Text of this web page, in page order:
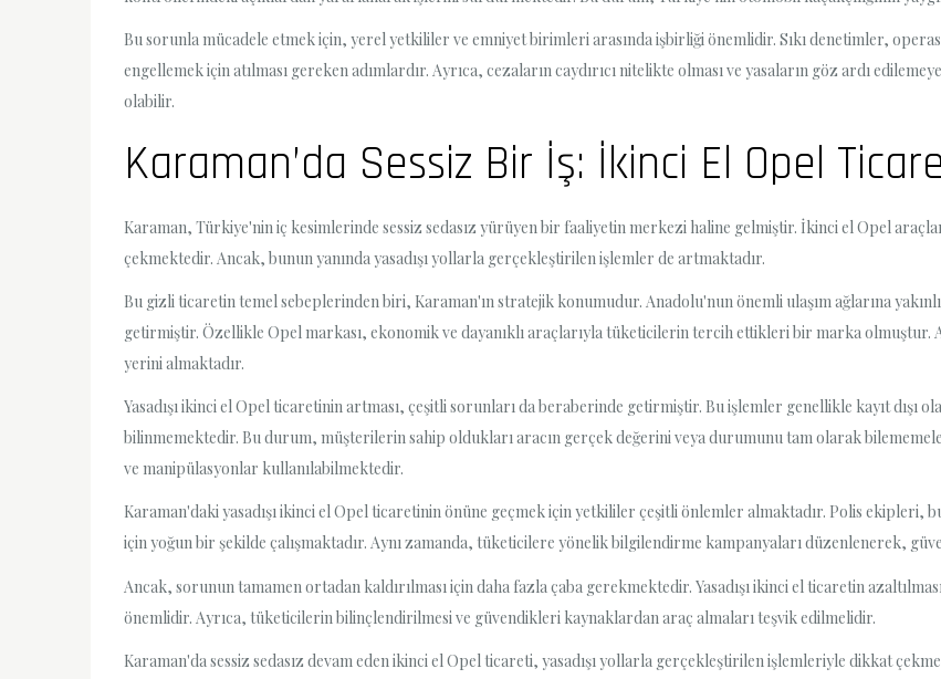
Bu sorunla mücadele etmek için, yerel yetkililer ve emniyet birimleri arasında işbirliği önemlidir. Sıkı denetimler,
engellemek için atılması gereken adımlardır. Ayrıca, cezaların caydırıcı nitelikte olması ve yasaların göz ardı
olabilir.
Karaman’da Sessiz Bir İş: İkinci El Opel
Karaman, Türkiye'nin iç kesimlerinde sessiz sedasız yürüyen bir faaliyetin merkezi haline gelmiştir. İkinci el Opel
çekmektedir. Ancak, bunun yanında yasadışı yollarla gerçekleştirilen işlemler de artmaktadır.
Bu gizli ticaretin temel sebeplerinden biri, Karaman'ın stratejik konumudur. Anadolu'nun önemli ulaşım ağlarına
getirmiştir. Özellikle Opel markası, ekonomik ve dayanıklı araçlarıyla tüketicilerin tercih ettikleri bir marka olmuştur.
yerini almaktadır.
Yasadışı ikinci el Opel ticaretinin artması, çeşitli sorunları da beraberinde getirmiştir. Bu işlemler genellikle kayıt
bilinmemektedir. Bu durum, müşterilerin sahip oldukları aracın gerçek değerini veya durumunu tam olarak
ve manipülasyonlar kullanılabilmektedir.
Karaman'daki yasadışı ikinci el Opel ticaretinin önüne geçmek için yetkililer çeşitli önlemler almaktadır. Polis ekipleri,
için yoğun bir şekilde çalışmaktadır. Aynı zamanda, tüketicilere yönelik bilgilendirme kampanyaları düzenlenerek,
Ancak, sorunun tamamen ortadan kaldırılması için daha fazla çaba gerekmektedir. Yasadışı ikinci el ticaretin
önemlidir. Ayrıca, tüketicilerin bilinçlendirilmesi ve güvendikleri kaynaklardan araç almaları teşvik edilmelidir.
Karaman'da sessiz sedasız devam eden ikinci el Opel ticareti, yasadışı yollarla gerçekleştirilen işlemleriyle dikkat